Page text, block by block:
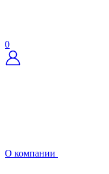
0
О компании